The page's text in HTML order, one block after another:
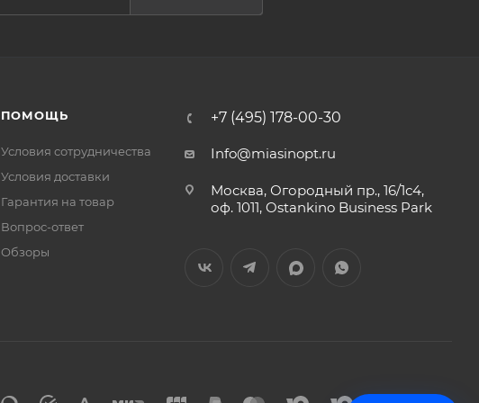
ПОМОЩЬ
Условия сотрудничества
Условия доставки
Гарантия на товар
Вопрос-ответ
Обзоры
+7 (495) 178-00-30
Info@miasinopt.ru
Москва, Огородный пр., 16/1с4,
оф. 1011, Ostankino Business Park